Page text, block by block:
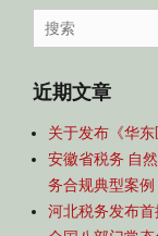
导
航
Search
for:
近期文章
关于发布《华
安徽省税务 自
务合规典型案例
河北税务发布